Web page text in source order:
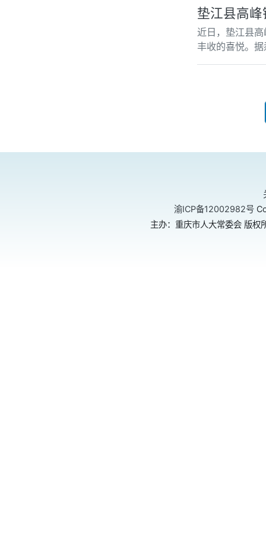
垫江县高
近日，垫江县
丰收的喜悦。
渝ICP备12002982号
主办：重庆市人大常委会 版